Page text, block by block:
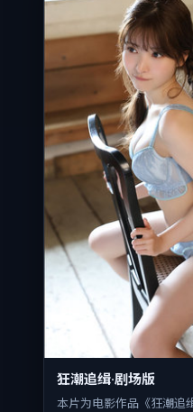
狂潮追缉·剧场版
本片为电影作品《狂潮追